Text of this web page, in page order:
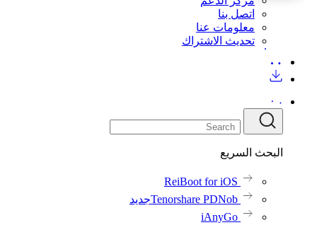
اتصل بنا
معلومات عنا
تحديث الاشتراك
البحث السريع
ReiBoot for iOS
Tenorshare PDNobجديد
iAnyGo